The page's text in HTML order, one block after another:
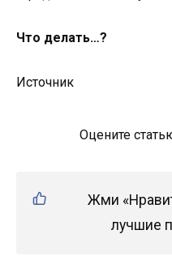
Что делать…?
Источник
Оцените
Жми
лучшие